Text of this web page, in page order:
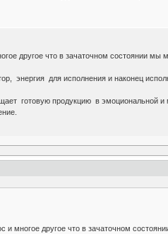
другое что в зачаточном состоянии мы
для исполнения и наконец
готовую продукцию в эмоциональной и
многое другое что в зачаточном